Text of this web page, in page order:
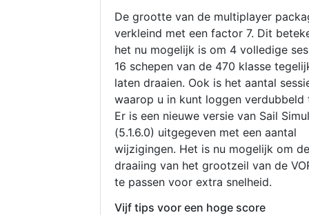
De grootte van de multiplayer
verkleind met een factor 7. Dit
het nu mogelijk is om 4 volledige
16 schepen van de 470 klasse
laten draaien. Ook is het aantal
waarop u in kunt loggen verdubbeld
Er is een nieuwe versie van Sail
(5.1.6.0) uitgegeven met een aantal
wijzigingen. Het is nu mogelijk om de
draaiing van het grootzeil van de
te passen voor extra snelheid.
Vijf tips voor een hoge score